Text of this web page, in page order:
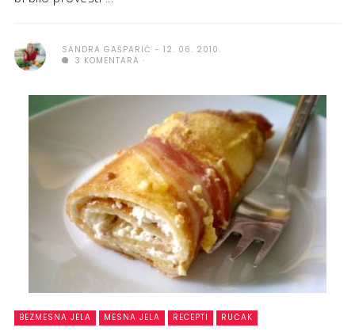
SANDRA GAŠPARIĆ
12. 06. 2010.
3 KOMENTARA
BEZMESNA JELA MESNA JELA RECEPTI RUČAK